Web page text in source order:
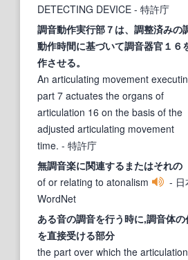
DETECTING DEVICE - 特許庁
調音動作実行部７は、調整済みの
動作時間に基づいて調音器官１６
作させる。
An articulating movement
part 7 actuates the organs of
articulation 16 on the basis of the
adjusted articulating movement
time. - 特許庁
無調音楽に関連するまたはそれの
of or relating to atonalism
- 日
WordNet
ある音の調音を行う時に,調音体の
を直接受ける部分
the part over which the articulation